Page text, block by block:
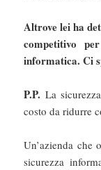
Altrove lei ha
competitivo
informatica. Ci
P.P. La
costo da ridurre
Un’azienda che
sicurezza